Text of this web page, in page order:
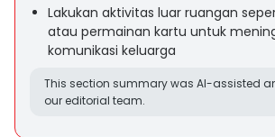
Lakukan aktivitas luar ruangan
atau permainan kartu untuk
komunikasi keluarga
This section summary was AI-assisted
our editorial team.